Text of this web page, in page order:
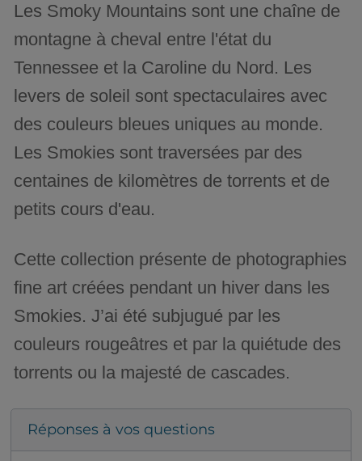
Les Smoky Mountains sont une chaîne de
montagne à cheval entre l'état du
Tennessee et la Caroline du Nord. Les
levers de soleil sont spectaculaires avec
des couleurs bleues uniques au monde.
Les Smokies sont traversées par des
centaines de kilomètres de torrents et de
petits cours d'eau.
Cette collection présente de photographies
fine art créées pendant un hiver dans les
Smokies. J’ai été subjugué par les
couleurs rougeâtres et par la quiétude des
torrents ou la majesté de cascades.
Réponses à vos questions